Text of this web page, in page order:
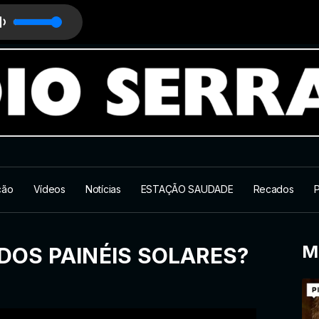
Vídeos Notícias ESTAÇÃO SAUDADE Recados
PAINÉIS SOLARES?